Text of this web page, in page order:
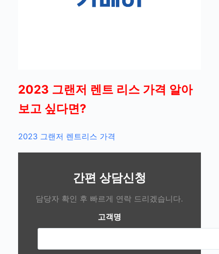
2023 그랜저 렌트 리스 가격 알아
보고 싶다면?
2023 그랜저 렌트리스 가격
간편 상담신청
담당자 확인 후 빠르게 연락 드리겠습니다.
고객명